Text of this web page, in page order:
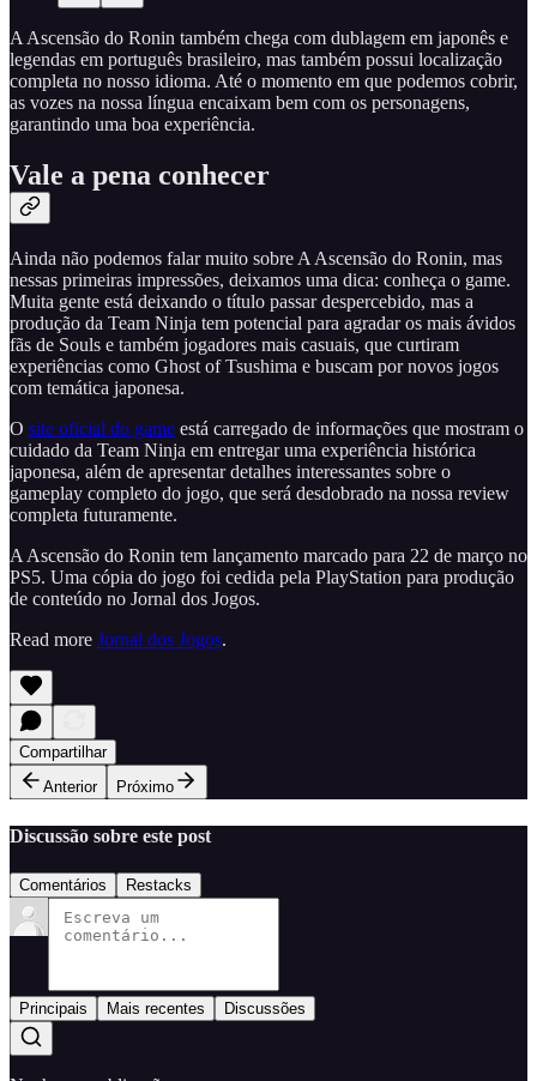
A Ascensão do Ronin também chega com dublagem em japonês e
legendas em português brasileiro, mas também possui localização
completa no nosso idioma. Até o momento em que podemos cobrir,
as vozes na nossa língua encaixam bem com os personagens,
garantindo uma boa experiência.
Vale a pena conhecer
Ainda não podemos falar muito sobre A Ascensão do Ronin, mas
nessas primeiras impressões, deixamos uma dica: conheça o game.
Muita gente está deixando o título passar despercebido, mas a
produção da Team Ninja tem potencial para agradar os mais ávidos
fãs de Souls e também jogadores mais casuais, que curtiram
experiências como Ghost of Tsushima e buscam por novos jogos
com temática japonesa.
O site oficial do game está carregado de informações que mostram o
cuidado da Team Ninja em entregar uma experiência histórica
japonesa, além de apresentar detalhes interessantes sobre o
gameplay completo do jogo, que será desdobrado na nossa review
completa futuramente.
A Ascensão do Ronin tem lançamento marcado para 22 de março no
PS5. Uma cópia do jogo foi cedida pela PlayStation para produção
de conteúdo no Jornal dos Jogos.
Read more Jornal dos Jogos.
Compartilhar
Anterior
Próximo
Discussão sobre este post
Comentários Restacks
Principais Mais recentes Discussões